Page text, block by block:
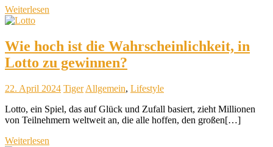
Weiterlesen
Wie hoch ist die Wahrscheinlichkeit, in
Lotto zu gewinnen?
22. April 2024 Tiger Allgemein, Lifestyle
Lotto, ein Spiel, das auf Glück und Zufall basiert, zieht Millionen
von Teilnehmern weltweit an, die alle hoffen, den großen[…]
Weiterlesen